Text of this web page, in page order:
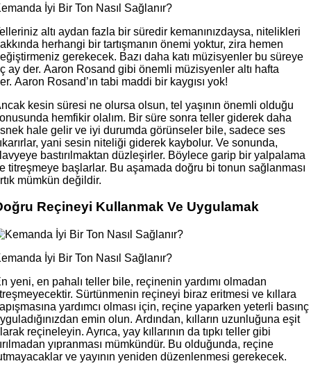
İyi Bir Ton Nasıl Sağlanır?
altı aydan fazla bir süredir kemanınızdaysa, nitelikleri
herhangi bir tartışmanın önemi yoktur, zira hemen
gerekecek. Bazı daha katı müzisyenler bu süreye
ay der. Aaron Rosand gibi önemli müzisyenler altı hafta
Aaron Rosand’ın tabi maddi bir kaygısı yok!
kesin süresi ne olursa olsun, tel yaşının önemli olduğu
hemfikir olalım. Bir süre sonra teller giderek daha
hale gelir ve iyi durumda görünseler bile, sadece ses
yani sesin niteliği giderek kaybolur. Ve sonunda,
bastırılmaktan düzleşirler. Böylece garip bir yalpalama
titreşmeye başlarlar. Bu aşamada doğru bi tonun sağlanması
mümkün değildir.
Reçineyi Kullanmak Ve Uygulamak
İyi Bir Ton Nasıl Sağlanır?
yeni, en pahalı teller bile, reçinenin yardımı olmadan
Sürtünmenin reçineyi biraz eritmesi ve kıllara
yardımcı olması için, reçine yaparken yeterli basınç
emin olun. Ardından, kılların uzunluğuna eşit
reçineleyin. Ayrıca, yay kıllarının da tıpkı teller gibi
yıpranması mümkündür. Bu olduğunda, reçine
ve yayının yeniden düzenlenmesi gerekecek.